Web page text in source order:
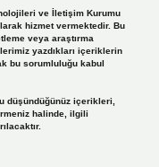
ve İletişim Kurumu
hizmet vermektedir. Bu
veya araştırma
yazdıkları içeriklerin
bu sorumluluğu kabul
düşündüğünüz içerikleri,
halinde, ilgili